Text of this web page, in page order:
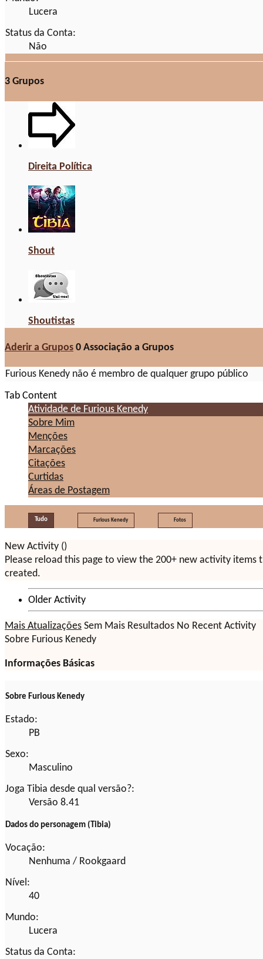
Lucera
Status da Conta:
Não
3 Grupos
Direita Política
Shout
Shoutistas
Aderir a Grupos 0 Associação a Grupos
Furious Kenedy não é membro de qualquer grupo público
Tab Content
Atividade de Furious Kenedy
Sobre Mim
Menções
Marcações
Citações
Curtidas
Áreas de Postagem
Tudo Furious Kenedy Fotos
New Activity ()
Please reload this page to view the 200+ new activity items
created.
Older Activity
Mais Atualizações Sem Mais Resultados No Recent Activity
Sobre Furious Kenedy
Informações Básicas
Sobre Furious Kenedy
Estado:
PB
Sexo:
Masculino
Joga Tibia desde qual versão?:
Versão 8.41
Dados do personagem (Tibia)
Vocação:
Nenhuma / Rookgaard
Nível:
40
Mundo:
Lucera
Status da Conta: